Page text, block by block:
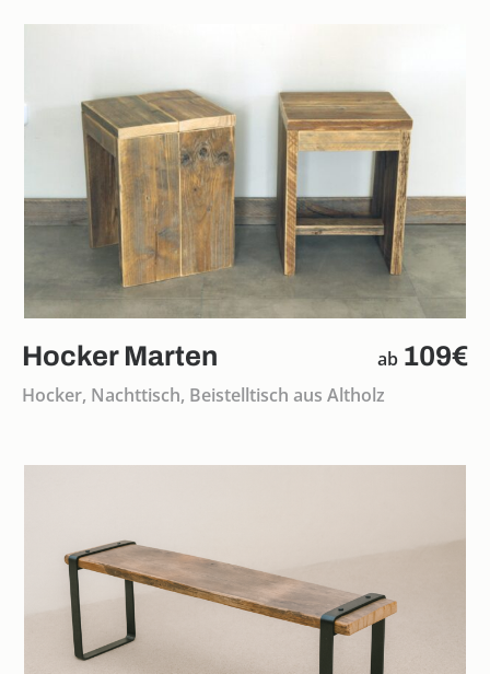
Hocker Marten ab 109€
Hocker, Nachttisch, Beistelltisch aus Altholz